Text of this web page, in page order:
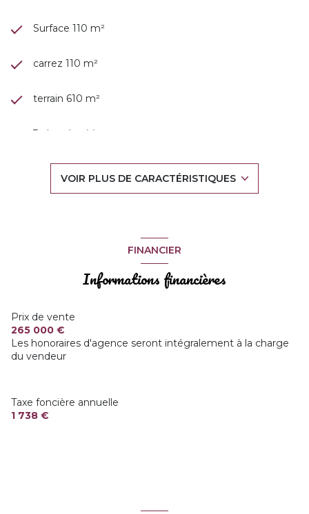
Surface 110 m²
carrez 110 m²
terrain 610 m²
3 chambre(s)
Chauffage central : poêle (granules)
1 garage(s)
exposition Sud
vue jardin
VOIR PLUS DE CARACTÉRISTIQUES
FINANCIER
Informations financières
Prix de vente
265 000 €
Les honoraires d'agence seront intégralement à la charge
du vendeur
Taxe foncière annuelle
1 738 €